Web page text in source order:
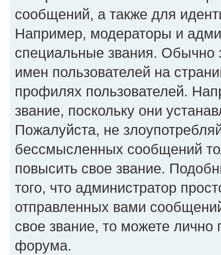
сообщений, а также для
Например, модераторы и
специальные звания. Обычно
имен пользователей на
профилях пользователей.
звание, поскольку они
Пожалуйста, не
бессмысленных сообщений
повысить свое звание.
того, что администратор
отправленных вами
свое звание, то можете лично
форума.